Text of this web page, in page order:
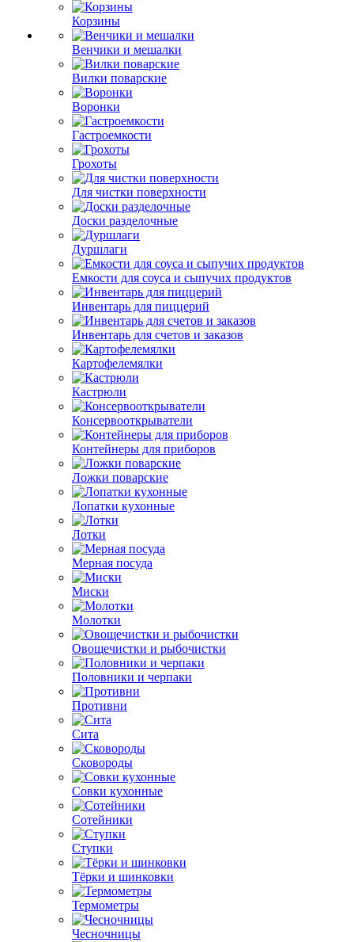
Корзины
Венчики и мешалки
Вилки поварские
Воронки
Гастроемкости
Грохоты
Для чистки поверхности
Доски разделочные
Дуршлаги
Емкости для соуса и сыпучих продуктов
Инвентарь для пиццерий
Инвентарь для счетов и заказов
Картофелемялки
Кастрюли
Консервооткрыватели
Контейнеры для приборов
Ложки поварские
Лопатки кухонные
Лотки
Мерная посуда
Миски
Молотки
Овощечистки и рыбочистки
Половники и черпаки
Противни
Сита
Сковороды
Совки кухонные
Сотейники
Ступки
Тёрки и шинковки
Термометры
Чесночницы